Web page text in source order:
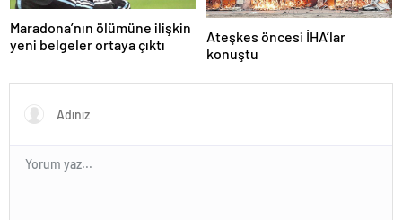
Maradona’nın ölümüne ilişkin
yeni belgeler ortaya çıktı
Ateşkes öncesi İHA’lar
konuştu